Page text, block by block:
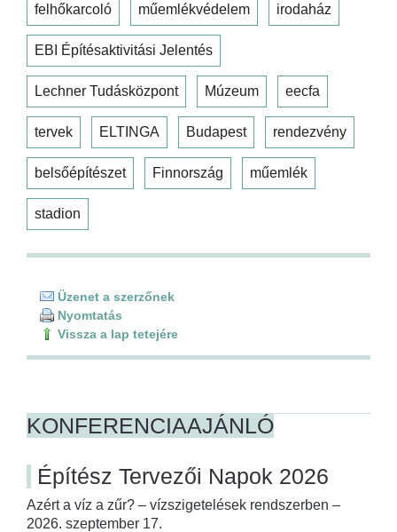
felhőkarcoló műemlékvédelem irodaház
EBI Építésaktivitási Jelentés
Lechner Tudásközpont Múzeum eecfa
tervek ELTINGA Budapest rendezvény
belsőépítészet Finnország műemlék
stadion
Üzenet a szerzőnek
Nyomtatás
Vissza a lap tetejére
KONFERENCIAAJÁNLÓ
Építész Tervezői Napok 2026
Azért a víz a zűr? – vízszigetelések rendszerben –
2026. szeptember 17.